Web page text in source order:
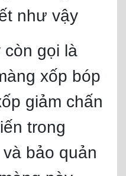
như vậy
còn gọi là
xốp bóp
giảm chấn
trong
bảo quản